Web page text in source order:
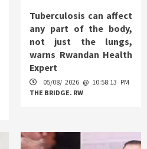
Tuberculosis can affect
any part of the body,
not just the lungs,
warns Rwandan Health
Expert
05/08/ 2026 @ 10:58:13 PM
THE BRIDGE. RW